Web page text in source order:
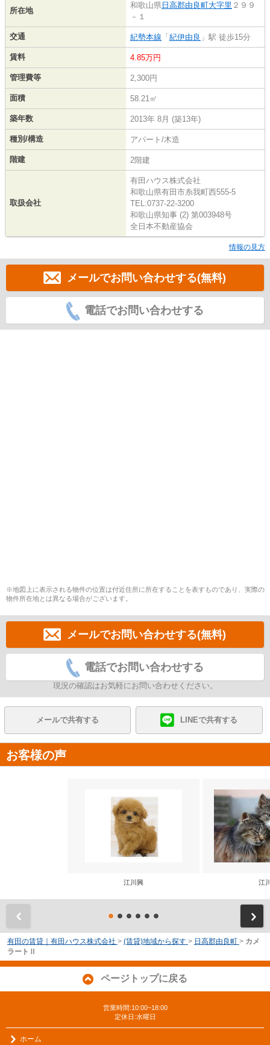
所在地
和歌山県 日高郡由良町大字里 ２９９
－１
交通 紀勢本線 「 紀伊由良 」駅 徒歩15分
賃料 4.85万円
管理費等 2,300円
面積 58.21㎡
築年数 2013年 8月 (築13年)
種別/構造 アパート/木造
階建 2階建
取扱会社
有田ハウス株式会社
和歌山県有田市糸我町西555-5
TEL:0737-22-3200
和歌山県知事 (2) 第003948号
全日本不動産協会
情報の見方
メールでお問い合わせする(無料)
電話でお問い合わせする
※地図上に表示される物件の位置は付近住所に所在することを表すものであり、実際の
物件所在地とは異なる場合がございます。
メールでお問い合わせする(無料)
電話でお問い合わせする
現況の確認はお気軽にお問い合わせください。
メールで共有する LINEで共有する
お客様の声
江川興 江
有田の賃貸｜有田ハウス株式会社 > (賃貸)地域から探す > 日高郡由良町 > カメ
ラートⅡ
ページトップに戻る
営業時間:10:00~18:00
定休日:水曜日
ホーム